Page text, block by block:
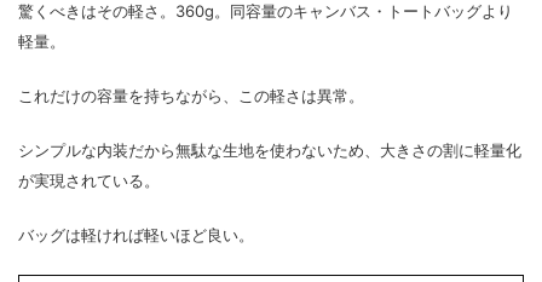
驚くべきはその軽さ。360g。同容量のキャンバス・トートバッグより
軽量。
これだけの容量を持ちながら、この軽さは異常。
シンプルな内装だから無駄な生地を使わないため、大きさの割に軽量化
が実現されている。
バッグは軽ければ軽いほど良い。